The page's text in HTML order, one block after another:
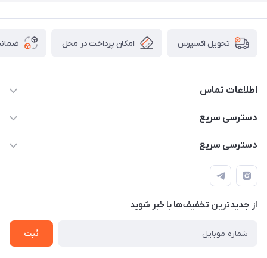
تحویل اکسپرس امکان پرداخت در محل
اطلاعات تماس
۰۹۳۵۶۰۴۰۳۶۵
سیمای ورزش
دسترسی سریع
اسکیت فلایینگ ایگل
اسکیت دخترانه
دسترسی سریع
اسکوتر برقی دخترانه
اسکیت روسز
اسکوتر
از جدید‌ترین تخفیف‌ها با‌ خبر شوید
ثبت